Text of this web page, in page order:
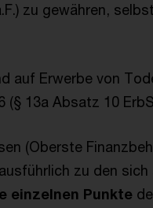
zu gewähren,
auf Erwerbe von
(§ 13a Absatz 10
(Oberste
zu den
einzelnen Punkte